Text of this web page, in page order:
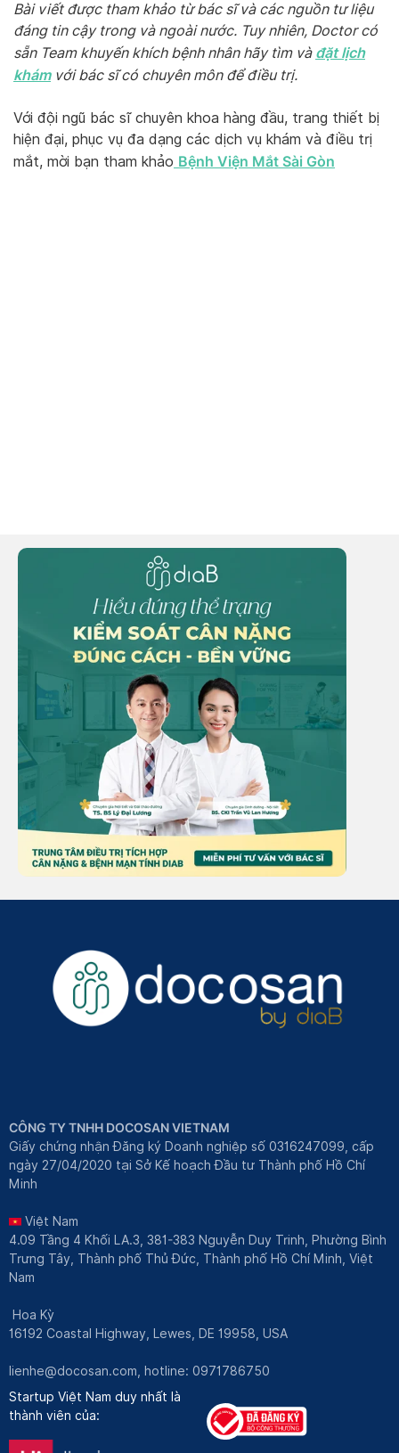
Bài viết được tham khảo từ bác sĩ và các nguồn tư liệu
đáng tin cậy trong và ngoài nước. Tuy nhiên, Doctor có
sẵn Team khuyến khích bệnh nhân hãy tìm và đặt lịch
khámvới bác sĩ có chuyên môn để điều trị.
Với đội ngũ bác sĩ chuyên khoa hàng đầu, trang thiết bị
hiện đại, phục vụ đa dạng các dịch vụ khám và điều trị
mắt, mời bạn tham khảo Bệnh Viện Mắt Sài Gòn
CÔNG TY TNHH DOCOSAN VIETNAM
Giấy chứng nhận Đăng ký Doanh nghiệp số 0316247099, cấp
ngày 27/04/2020 tại Sở Kế hoạch Đầu tư Thành phố Hồ Chí
Minh
Việt Nam
4.09 Tầng 4 Khối LA.3, 381-383 Nguyễn Duy Trinh, Phường Bình
Trưng Tây, Thành phố Thủ Đức, Thành phố Hồ Chí Minh, Việt
Nam
Hoa Kỳ
16192 Coastal Highway, Lewes, DE 19958, USA
lienhe@docosan.com , hotline: 0971786750
Startup Việt Nam duy nhất là
thành viên của: